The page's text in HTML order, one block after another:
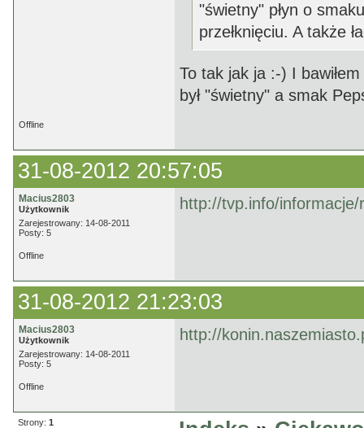
"świetny" płyn o
przełknięciu. A także
To tak jak ja :-) I
był "świetny" a smak
Offline
31-08-2012 20:57:05
Macius2803
Użytkownik
Zarejestrowany: 14-08-2011
Posty: 5
http://tvp.info/
Offline
31-08-2012 21:23:03
Macius2803
Użytkownik
Zarejestrowany: 14-08-2011
Posty: 5
http://
Offline
Strony: 1